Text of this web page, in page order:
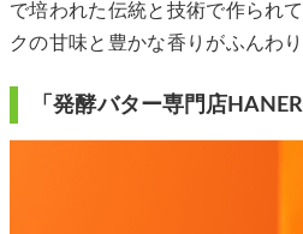
で培われた伝統と技術で作られ
クの甘味と豊かな香りがふんわ
「発酵バター専門店